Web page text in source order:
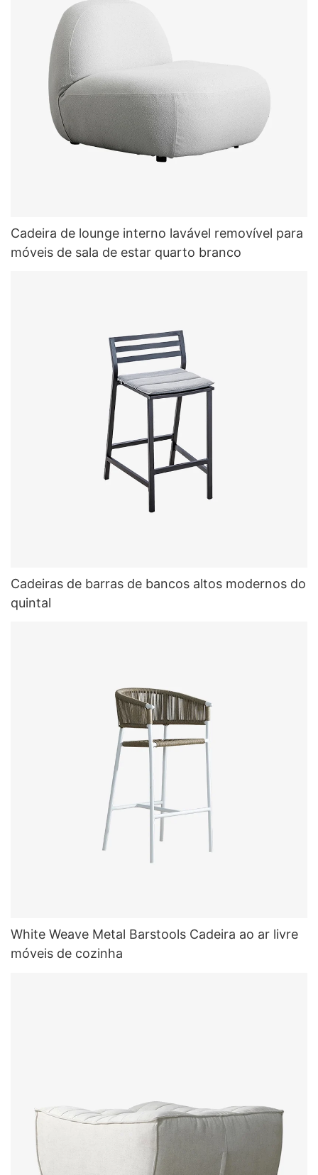
Cadeira de lounge interno lavável removível para
móveis de sala de estar quarto branco
Cadeiras de barras de bancos altos modernos do
quintal
White Weave Metal Barstools Cadeira ao ar livre
móveis de cozinha